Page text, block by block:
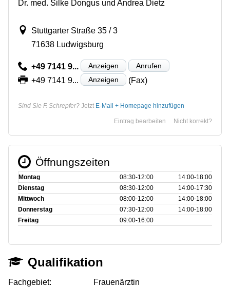
Dr. med. Silke Dongus und Andrea Dietz
Stuttgarter Straße 35 / 3
71638 Ludwigsburg
+49 7141 9... Anzeigen Anrufen
+49 7141 9... Anzeigen (Fax)
Sind Sie F. Schrepfer? Jetzt E-Mail + Homepage hinzufügen
Nicht korrekt?
Eintrag bearbeiten
Öffnungszeiten
Montag 08:30‑12:00
14:00‑18:00
Dienstag
08:30‑12:00
14:00‑17:30
Mittwoch
08:00‑12:00
14:00‑18:00
Donnerstag
07:30‑12:00
14:00‑18:00
Freitag
09:00‑16:00
Qualifikation
Fachgebiet:
Frauenärztin